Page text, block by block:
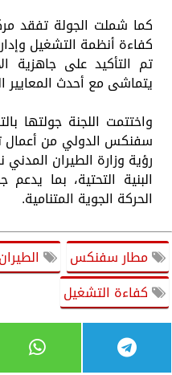
كما شملت الجولة تفقد
كفاءة أنظمة التشغيل
تم التأكيد على جاهزية
يتماشى مع أحدث المعايير
واختتمت اللجنة جولتها
سفنكس الدولي من أعمال
رؤية وزارة الطيران
البنية التحتية، بما
الحركة الجوية المتنامية.
مطار سفنكس
كفاءة التشغيل